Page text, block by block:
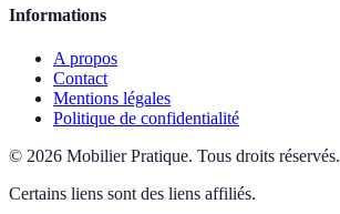
Informations
A propos
Contact
Mentions légales
Politique de confidentialité
© 2026 Mobilier Pratique. Tous droits réservés.
Certains liens sont des liens affiliés.